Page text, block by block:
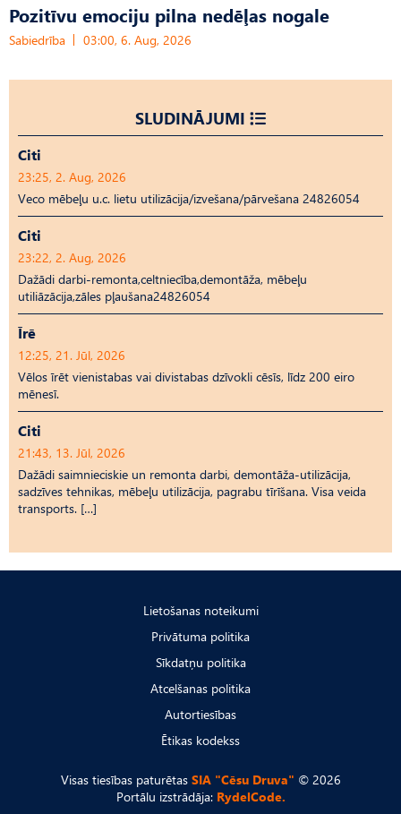
Pozitīvu emociju pilna nedēļas nogale
Sabiedrība 03:00, 6. Aug, 2026
SLUDINĀJUMI
Citi
23:25, 2. Aug, 2026
Veco mēbeļu u.c. lietu utilizācija/izvešana/pārvešana 24826054
Citi
23:22, 2. Aug, 2026
Dažādi darbi-remonta,celtniecība,demontāža, mēbeļu
utiliāzācija,zāles pļaušana24826054
Īrē
12:25, 21. Jūl, 2026
Vēlos īrēt vienistabas vai divistabas dzīvokli cēsīs, līdz 200 eiro
mēnesī.
Citi
21:43, 13. Jūl, 2026
Dažādi saimnieciskie un remonta darbi, demontāža-utilizācija,
sadzīves tehnikas, mēbeļu utilizācija, pagrabu tīrīšana. Visa veida
transports. […]
Lietošanas noteikumi
Privātuma politika
Sīkdatņu politika
Atcelšanas politika
Autortiesības
Ētikas kodekss
Visas tiesības paturētas SIA "Cēsu Druva" © 2026
Portālu izstrādāja: RydelCode.